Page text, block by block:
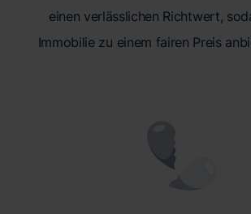
einen verlässlichen Richtwert,
Immobilie zu einem fairen Preis